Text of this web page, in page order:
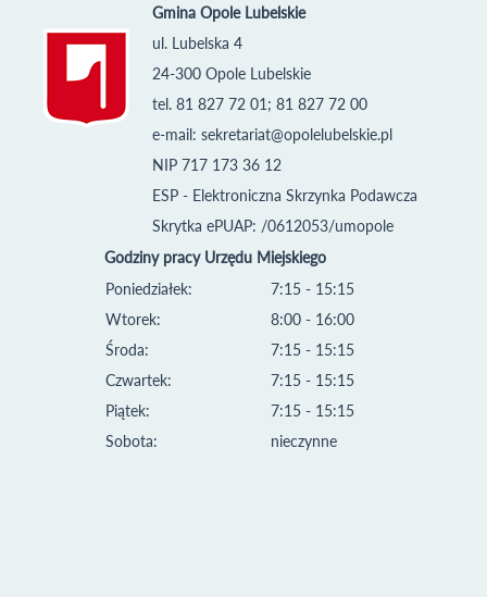
Gmina Opole Lubelskie
ul. Lubelska 4
24-300 Opole Lubelskie
tel. 81 827 72 01; 81 827 72 00
e-mail: sekretariat@opolelubelskie.pl
NIP 717 173 36 12
ESP - Elektroniczna Skrzynka Podawcza
Skrytka ePUAP: /0612053/umopole
Godziny pracy Urzędu Miejskiego
Poniedziałek:
Wtorek:
Środa:
Czwartek:
Piątek:
Sobota:
7:15 - 15:15
8:00 - 16:00
7:15 - 15:15
7:15 - 15:15
7:15 - 15:15
nieczynne